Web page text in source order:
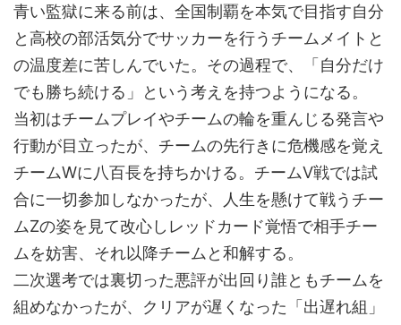
青い監獄に来る前は、全国制覇を本気で目指す自分
と高校の部活気分でサッカーを行うチームメイトと
の温度差に苦しんでいた。その過程で、「自分だけ
でも勝ち続ける」という考えを持つようになる。
当初はチームプレイやチームの輪を重んじる発言や
行動が目立ったが、チームの先行きに危機感を覚え
チームWに八百長を持ちかける。チームV戦では試
合に一切参加しなかったが、人生を懸けて戦うチー
ムZの姿を見て改心しレッドカード覚悟で相手チー
ムを妨害、それ以降チームと和解する。
二次選考では裏切った悪評が出回り誰ともチームを
組めなかったが、クリアが遅くなった「出遅れ組」